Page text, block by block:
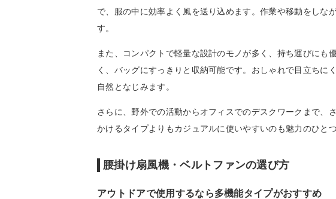
で、服の中に効率よく風を送り込めます。作業や移動をしな
す。
また、コンパクトで軽量な設計のモノが多く、持ち運びにも
く、バッグにすっきりと収納可能です。おしゃれで目立ちに
自然となじみます。
さらに、野外での活動からオフィスでのデスクワークまで、
かけるタイプよりもカジュアルに使いやすいのも魅力のひとつ
腰掛け扇風機・ベルトファンの選び方
アウトドアで使用するなら多機能タイプがおすすめ